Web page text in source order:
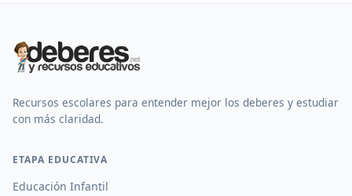
Recursos escolares para entender mejor los deberes y estudiar
con más claridad.
ETAPA EDUCATIVA
Educación Infantil